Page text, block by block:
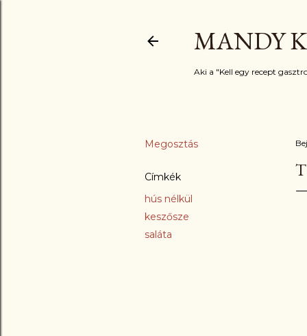
MANDY
Aki a "Kell egy recept
Megosztás
Címkék
hús nélkül
keszősze
saláta